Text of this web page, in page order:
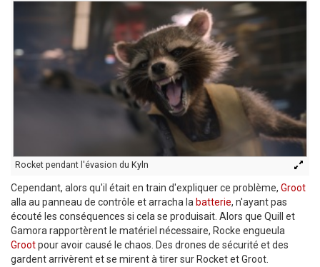
Rocket pendant l'évasion du Kyln
Cependant, alors qu'il était en train d'expliquer ce problème, Groot
alla au panneau de contrôle et arracha la batterie, n'ayant pas
écouté les conséquences si cela se produisait. Alors que Quill et
Gamora rapportèrent le matériel nécessaire, Rocke engueula
Grootpour avoir causé le chaos. Des drones de sécurité et des
gardent arrivèrent et se mirent à tirer sur Rocket et Groot.